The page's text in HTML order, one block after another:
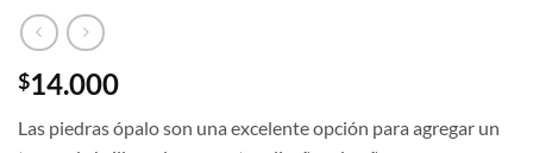
$14.000
Las piedras ópalo son una excelente opción para agregar un